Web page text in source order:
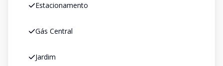
Estacionamento
Gás Central
Jardim